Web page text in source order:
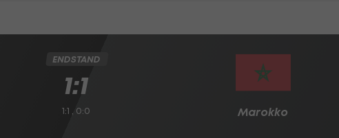
Marokko
ENDSTAND
1:1
1:1 , 0:0